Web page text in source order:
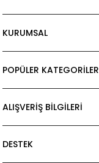
KURUMSAL
POPÜLER KATEGORİLER
ALIŞVERİŞ BİLGİLERİ
DESTEK